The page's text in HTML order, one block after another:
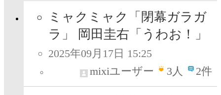
ミャクミャク「閉幕ガラガ
ラ」 岡田圭右「うわお！」
2025年09月17日 15:25
mixiユーザー
3人 2件